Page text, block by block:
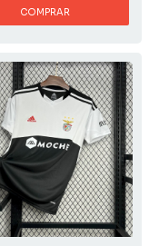
COMPRAR